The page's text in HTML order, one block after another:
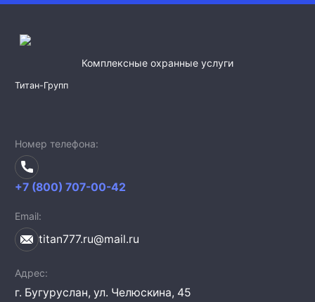
Комплексные охранные услуги
Титан-Групп
Номер телефона
+7 (800) 707-00-42
Email
titan777.ru@mail.ru
Адрес
г. Бугуруслан, ул. Челюскина, 45